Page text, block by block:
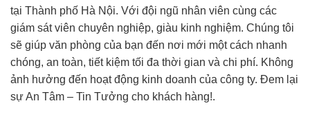
tại Thành phố Hà Nội. Với đội ngũ nhân viên cùng các
giám sát viên chuyên nghiệp, giàu kinh nghiệm. Chúng tôi
sẽ giúp văn phòng của bạn đến nơi mới một cách nhanh
chóng, an toàn, tiết kiệm tối đa thời gian và chi phí. Không
ảnh hưởng đến hoạt động kinh doanh của công ty. Đem lại
sự An Tâm – Tin Tưởng cho khách hàng!.